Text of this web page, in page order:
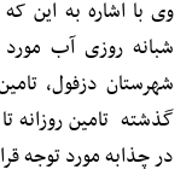
شبانه روزی آب
شهرستان دزفول،
در چذابه مورد توجه